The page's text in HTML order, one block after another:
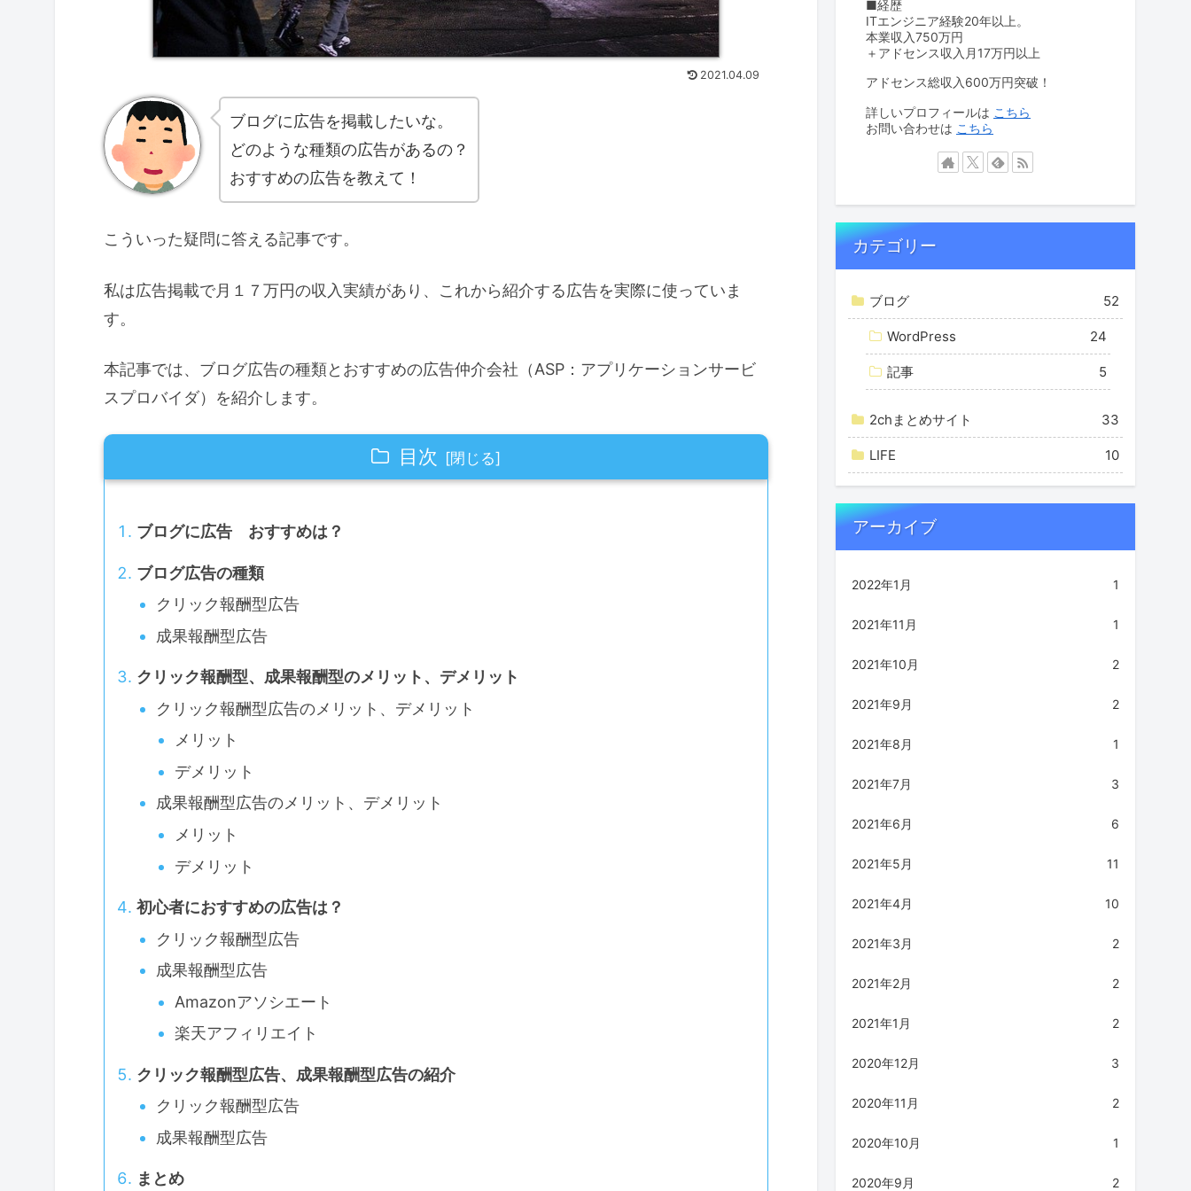
2021.04.09
ブログに広告を掲載したいな。
どのような種類の広告があるの？
おすすめの広告を教えて！
こういった疑問に答える記事です。
私は広告掲載で月１７万円の収入実績があり、これから紹介する広告を実際に使っていま
す。
本記事では、ブログ広告の種類とおすすめの広告仲介会社（ASP：アプリケーションサービ
スプロバイダ）を紹介します。
目次
ブログに広告 おすすめは？
ブログ広告の種類
クリック報酬型広告
成果報酬型広告
クリック報酬型、成果報酬型のメリット、デメリット
クリック報酬型広告のメリット、デメリット
メリット
デメリット
成果報酬型広告のメリット、デメリット
メリット
デメリット
初心者におすすめの広告は？
クリック報酬型広告
成果報酬型広告
Amazonアソシエート
楽天アフィリエイト
クリック報酬型広告、成果報酬型広告の紹介
クリック報酬型広告
成果報酬型広告
まとめ
■経歴
ITエンジニア経験20年以上。
本業収入750万円
＋アドセンス収入月17万円以上
アドセンス総収入600万円突破！
詳しいプロフィールは こちら
お問い合わせは こちら
カテゴリー
ブログ 52
WordPress 24
記事 5
2chまとめサイト 33
LIFE 10
アーカイブ
2022年1月 1
2021年11月 1
2021年10月 2
2021年9月 2
2021年8月 1
2021年7月 3
2021年6月 6
2021年5月 11
2021年4月 10
2021年3月 2
2021年2月 2
2021年1月 2
2020年12月 3
2020年11月 2
2020年10月 1
2020年9月 2